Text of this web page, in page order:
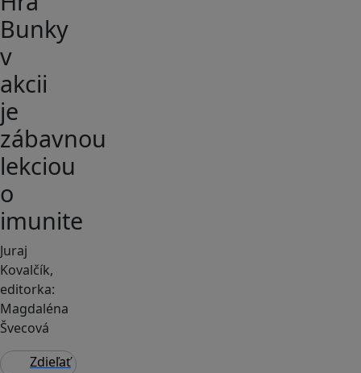
Bunky
v
akcii
je
zábavnou
lekciou
o
imunite
Juraj
Kovalčík,
editorka:
Magdaléna
Švecová
Zdieľať